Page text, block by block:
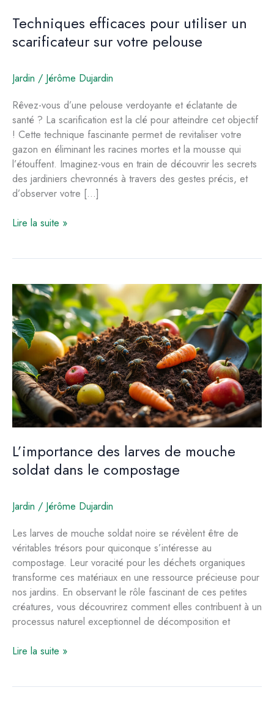
Techniques efficaces pour utiliser un
scarificateur sur votre pelouse
Jardin / Jérôme Dujardin
Rêvez-vous d’une pelouse verdoyante et éclatante de
santé ? La scarification est la clé pour atteindre cet objectif
! Cette technique fascinante permet de revitaliser votre
gazon en éliminant les racines mortes et la mousse qui
l’étouffent. Imaginez-vous en train de découvrir les secrets
des jardiniers chevronnés à travers des gestes précis, et
d’observer votre […]
Techniques
un
scarificateur
sur
votre
pelouse
Lire la suite »
L’importance des larves de mouche
soldat dans le compostage
Jardin / Jérôme Dujardin
Les larves de mouche soldat noire se révèlent être de
véritables trésors pour quiconque s’intéresse au
compostage. Leur voracité pour les déchets organiques
transforme ces matériaux en une ressource précieuse pour
nos jardins. En observant le rôle fascinant de ces petites
créatures, vous découvrirez comment elles contribuent à un
processus naturel exceptionnel de décomposition et
L’importance
Lire la suite »